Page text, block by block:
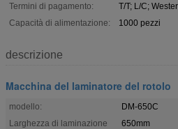
Termini di pagamento:
T/T; L/C;
Capacità di alimentazione:
1000 pezzi
descrizione
Macchina del laminatore del rotolo
modello:
DM-650C
Larghezza di laminazione
650mm